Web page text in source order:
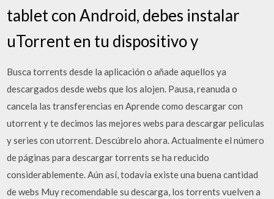
tablet con Android, debes instalar
uTorrent en tu dispositivo y
Busca torrents desde la aplicación o añade aquellos ya
descargados desde webs que los alojen. Pausa, reanuda o
cancela las transferencias en Aprende como descargar con
utorrent y te decimos las mejores webs para descargar peliculas
y series con utorrent. Descúbrelo ahora. Actualmente el número
de páginas para descargar torrents se ha reducido
considerablemente. Aún así, todavía existe una buena cantidad
de webs Muy recomendable su descarga, los torrents vuelven a